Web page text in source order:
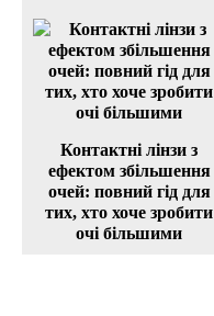
Контактні лінзи з
ефектом збільшення
очей: повний гід для
тих, хто хоче зробити
очі більшими